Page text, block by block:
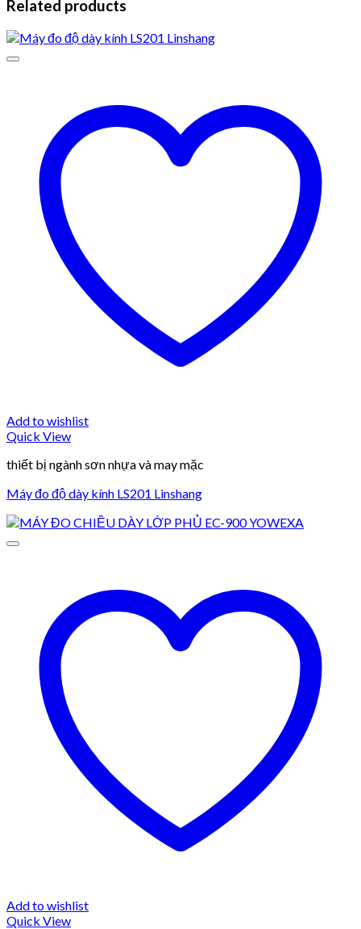
Related products
Add to wishlist
Quick View
thiết bị ngành sơn nhựa và may mặc
Máy đo độ dày kính LS201 Linshang
Add to wishlist
Quick View